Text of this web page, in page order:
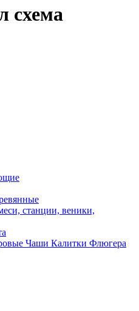
схема
станции, веники,
Чаши Калитки Флюгера